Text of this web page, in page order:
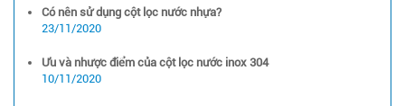
Có nên sử dụng cột lọc nước nhựa?
23/11/2020
Ưu và nhược điểm của cột lọc nước inox 304
10/11/2020